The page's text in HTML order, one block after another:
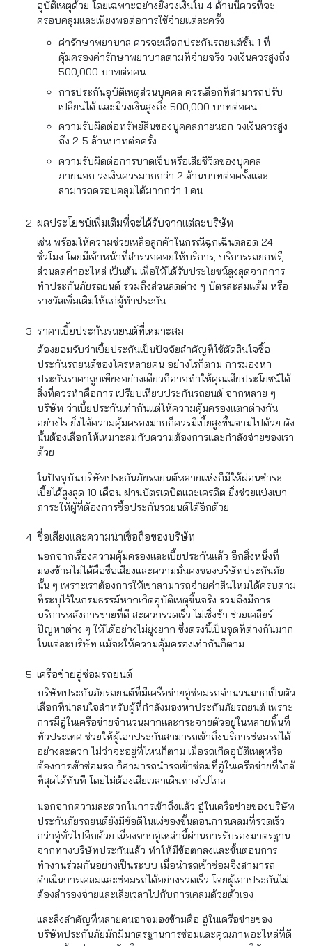
อุบัติเหตุด้วย โดยเฉพาะอย่างยิ่งวงเงินใน 4 ด้านนี้ควรที่จะ
ครอบคลุมและเพียงพอต่อการใช้จ่ายแต่ละครั้ง
ค่ารักษาพยาบาล ควรจะเลือกประกันรถยนต์ชั้น 1 ที่
คุ้มครองค่ารักษาพยาบาลตามที่จ่ายจริง วงเงินควรสูงถึง
500,000 บาทต่อคน
การประกันอุบัติเหตุส่วนบุคคล ควรเลือกที่สามารถปรับ
เปลี่ยนได้ และมีวงเงินสูงถึง 500,000 บาทต่อคน
ความรับผิดต่อทรัพย์สินของบุคคลภายนอก วงเงินควรสูง
ถึง 2-5 ล้านบาทต่อครั้ง
ความรับผิดต่อการบาดเจ็บหรือเสียชีวิตของบุคคล
ภายนอก วงเงินควรมากกว่า 2 ล้านบาทต่อครั้งและ
สามารถครอบคลุมได้มากกว่า 1 คน
ผลประโยชน์เพิ่มเติมที่จะได้รับจากแต่ละบริษัท
เช่น พร้อมให้ความช่วยเหลือลูกค้าในกรณีฉุกเฉินตลอด 24
ชั่วโมง โดยมีเจ้าหน้าที่สำรวจคอยให้บริการ, บริการรถยกฟรี,
ส่วนลดค่าอะไหล่ เป็นต้น เพื่อให้ได้รับประโยชน์สูงสุดจากการ
ทำประกันภัยรถยนต์ รวมถึงส่วนลดต่าง ๆ บัตรสะสมแต้ม หรือ
รางวัลเพิ่มเติมให้แก่ผู้ทำประกัน
ราคาเบี้ยประกันรถยนต์ที่เหมาะสม
ต้องยอมรับว่าเบี้ยประกันเป็นปัจจัยสำคัญที่ใช้ตัดสินใจซื้อ
ประกันรถยนต์ของใครหลายคน อย่างไรก็ตาม การมองหา
ประกันราคาถูกเพียงอย่างเดียวก็อาจทำให้คุณเสียประโยชน์ได้
สิ่งที่ควรทำคือการ เปรียบเทียบประกันรถยนต์ จากหลาย ๆ
บริษัท ว่าเบี้ยประกันเท่ากันแต่ให้ความคุ้มครองแตกต่างกัน
อย่างไร ยิ่งได้ความคุ้มครองมากก็ควรมีเบี้ยสูงขึ้นตามไปด้วย ดัง
นั้นต้องเลือกให้เหมาะสมกับความต้องการและกำลังจ่ายของเรา
ด้วย
ในปัจจุบันบริษัทประกันภัยรถยนต์หลายแห่งก็มีให้ผ่อนชำระ
เบี้ยได้สูงสุด 10 เดือน ผ่านบัตรเดบิตและเครดิต ยิ่งช่วยแบ่งเบา
ภาระให้ผู้ที่ต้องการซื้อประกันรถยนต์ได้อีกด้วย
ชื่อเสียงและความน่าเชื่อถือของบริษัท
นอกจากเรื่องความคุ้มครองและเบี้ยประกันแล้ว อีกสิ่งหนึ่งที่
มองข้ามไม่ได้คือชื่อเสียงและความมั่นคงของบริษัทประกันภัย
นั้น ๆ เพราะเราต้องการให้เขาสามารถจ่ายค่าสินไหมได้ครบตาม
ที่ระบุไว้ในกรมธรรม์หากเกิดอุบัติเหตุขึ้นจริง รวมถึงมีการ
บริการหลังการขายที่ดี สะดวกรวดเร็ว ไม่เชิ่งช้า ช่วยเคลียร์
ปัญหาต่าง ๆ ให้ได้อย่างไม่ยุ่งยาก ซึ่งตรงนี้เป็นจุดที่ต่างกันมาก
ในแต่ละบริษัท แม้จะให้ความคุ้มครองเท่ากันก็ตาม
เครือข่ายอู่ซ่อมรถยนต์
บริษัทประกันภัยรถยนต์ที่มีเครือข่ายอู่ซ่อมรถจำนวนมากเป็นตัว
เลือกที่น่าสนใจสำหรับผู้ที่กำลังมองหาประกันภัยรถยนต์ เพราะ
การมีอู่ในเครือข่ายจำนวนมากและกระจายตัวอยู่ในหลายพื้นที่
ทั่วประเทศ ช่วยให้ผู้เอาประกันสามารถเข้าถึงบริการซ่อมรถได้
อย่างสะดวก ไม่ว่าจะอยู่ที่ไหนก็ตาม เมื่อรถเกิดอุบัติเหตุหรือ
ต้องการเข้าซ่อมรถ ก็สามารถนำรถเข้าซ่อมที่อู่ในเครือข่ายที่ใกล้
ที่สุดได้ทันที โดยไม่ต้องเสียเวลาเดินทางไปไกล
นอกจากความสะดวกในการเข้าถึงแล้ว อู่ในเครือข่ายของบริษัท
ประกันภัยรถยนต์ยังมีข้อดีในแง่ของขั้นตอนการเคลมที่รวดเร็ว
กว่าอู่ทั่วไปอีกด้วย เนื่องจากอู่เหล่านี้ผ่านการรับรองมาตรฐาน
จากทางบริษัทประกันแล้ว ทำให้มีข้อตกลงและขั้นตอนการ
ทำงานร่วมกันอย่างเป็นระบบ เมื่อนำรถเข้าซ่อมจึงสามารถ
ดำเนินการเคลมและซ่อมรถได้อย่างรวดเร็ว โดยผู้เอาประกันไม่
ต้องสำรองจ่ายและเสียเวลาไปกับการเคลมด้วยตัวเอง
และสิ่งสำคัญที่หลายคนอาจมองข้ามคือ อู่ในเครือข่ายของ
บริษัทประกันภัยมักมีมาตรฐานการซ่อมและคุณภาพอะไหล่ที่ดี